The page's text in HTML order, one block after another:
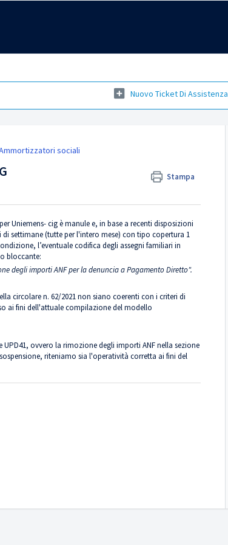
Nuovo Ticket Di Assistenza
sociali
Stampa
Uniemens- cig è manule e, in base a recenti disposizioni
settimane (tutte per l'intero mese) con tipo copertura 1
l’eventuale codifica degli assegni familiari in
bloccante:
degli importi ANF per la denuncia a Pagamento Diretto".
circolare n. 62/2021 non siano coerenti con i criteri di
ai fini dell'attuale compilazione del modello
ovvero la rimozione degli importi ANF nella sezione
riteniamo sia l'operatività corretta ai fini del